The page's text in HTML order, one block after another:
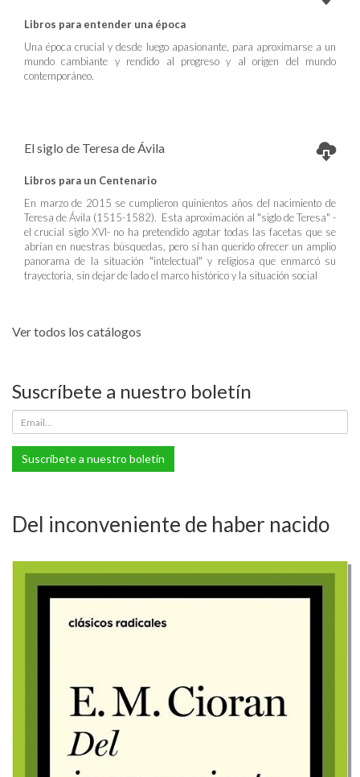
Libros para entender una época
Una época crucial y desde luego apasionante, para aproximarse a un
mundo cambiante y rendido al progreso y al origen del mundo
contemporáneo.
El siglo de Teresa de Ávila
Libros para un Centenario
En marzo de 2015 se cumplieron quinientos años del nacimiento de
Teresa de Ávila (1515-1582). Esta aproximación al "siglo de Teresa" -
el crucial siglo XVI- no ha pretendido agotar todas las facetas que se
abrían en nuestras búsquedas, pero sí han querido ofrecer un amplio
panorama de la situación "intelectual" y religiosa que enmarcó su
trayectoria, sin dejar de lado el marco histórico y la situación social
Ver todos los catálogos
Suscríbete a nuestro boletín
Suscríbete a nuestro boletín
Del inconveniente de haber nacido